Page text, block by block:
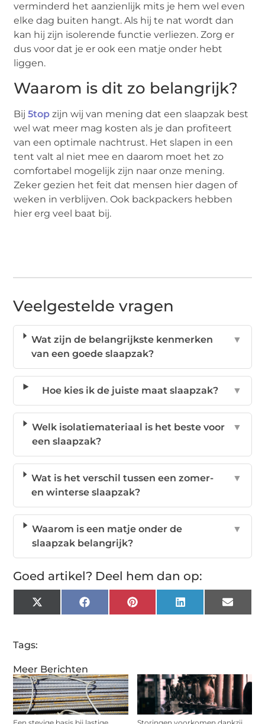
Meer Berichten
verminderd het aanzienlijk mits je hem wel even
elke dag buiten hangt. Als hij te nat wordt dan
kan hij zijn isolerende functie verliezen. Zorg er
dus voor dat je er ook een matje onder hebt
liggen.
Waarom is dit zo belangrijk?
Bij5top zijn wij van mening dat een slaapzak best
wel wat meer mag kosten als je dan profiteert
van een optimale nachtrust. Het slapen in een
tent valt al niet mee en daarom moet het zo
comfortabel mogelijk zijn naar onze mening.
Zeker gezien het feit dat mensen hier dagen of
weken in verblijven. Ook backpackers hebben
hier erg veel baat bij.
Veelgestelde vragen
Wat zijn de belangrijkste kenmerken
van een goede slaapzak?
▼
Hoe kies ik de juiste maat slaapzak? ▼
Welk isolatiemateriaal is het beste voor
een slaapzak?
▼
Wat is het verschil tussen een zomer-
en winterse slaapzak?
▼
Waarom is een matje onder de
slaapzak belangrijk?
▼
Goed artikel? Deel hem dan op:
X
(Twitter)
FacebookPinterestLinkedIn Email
Tags: